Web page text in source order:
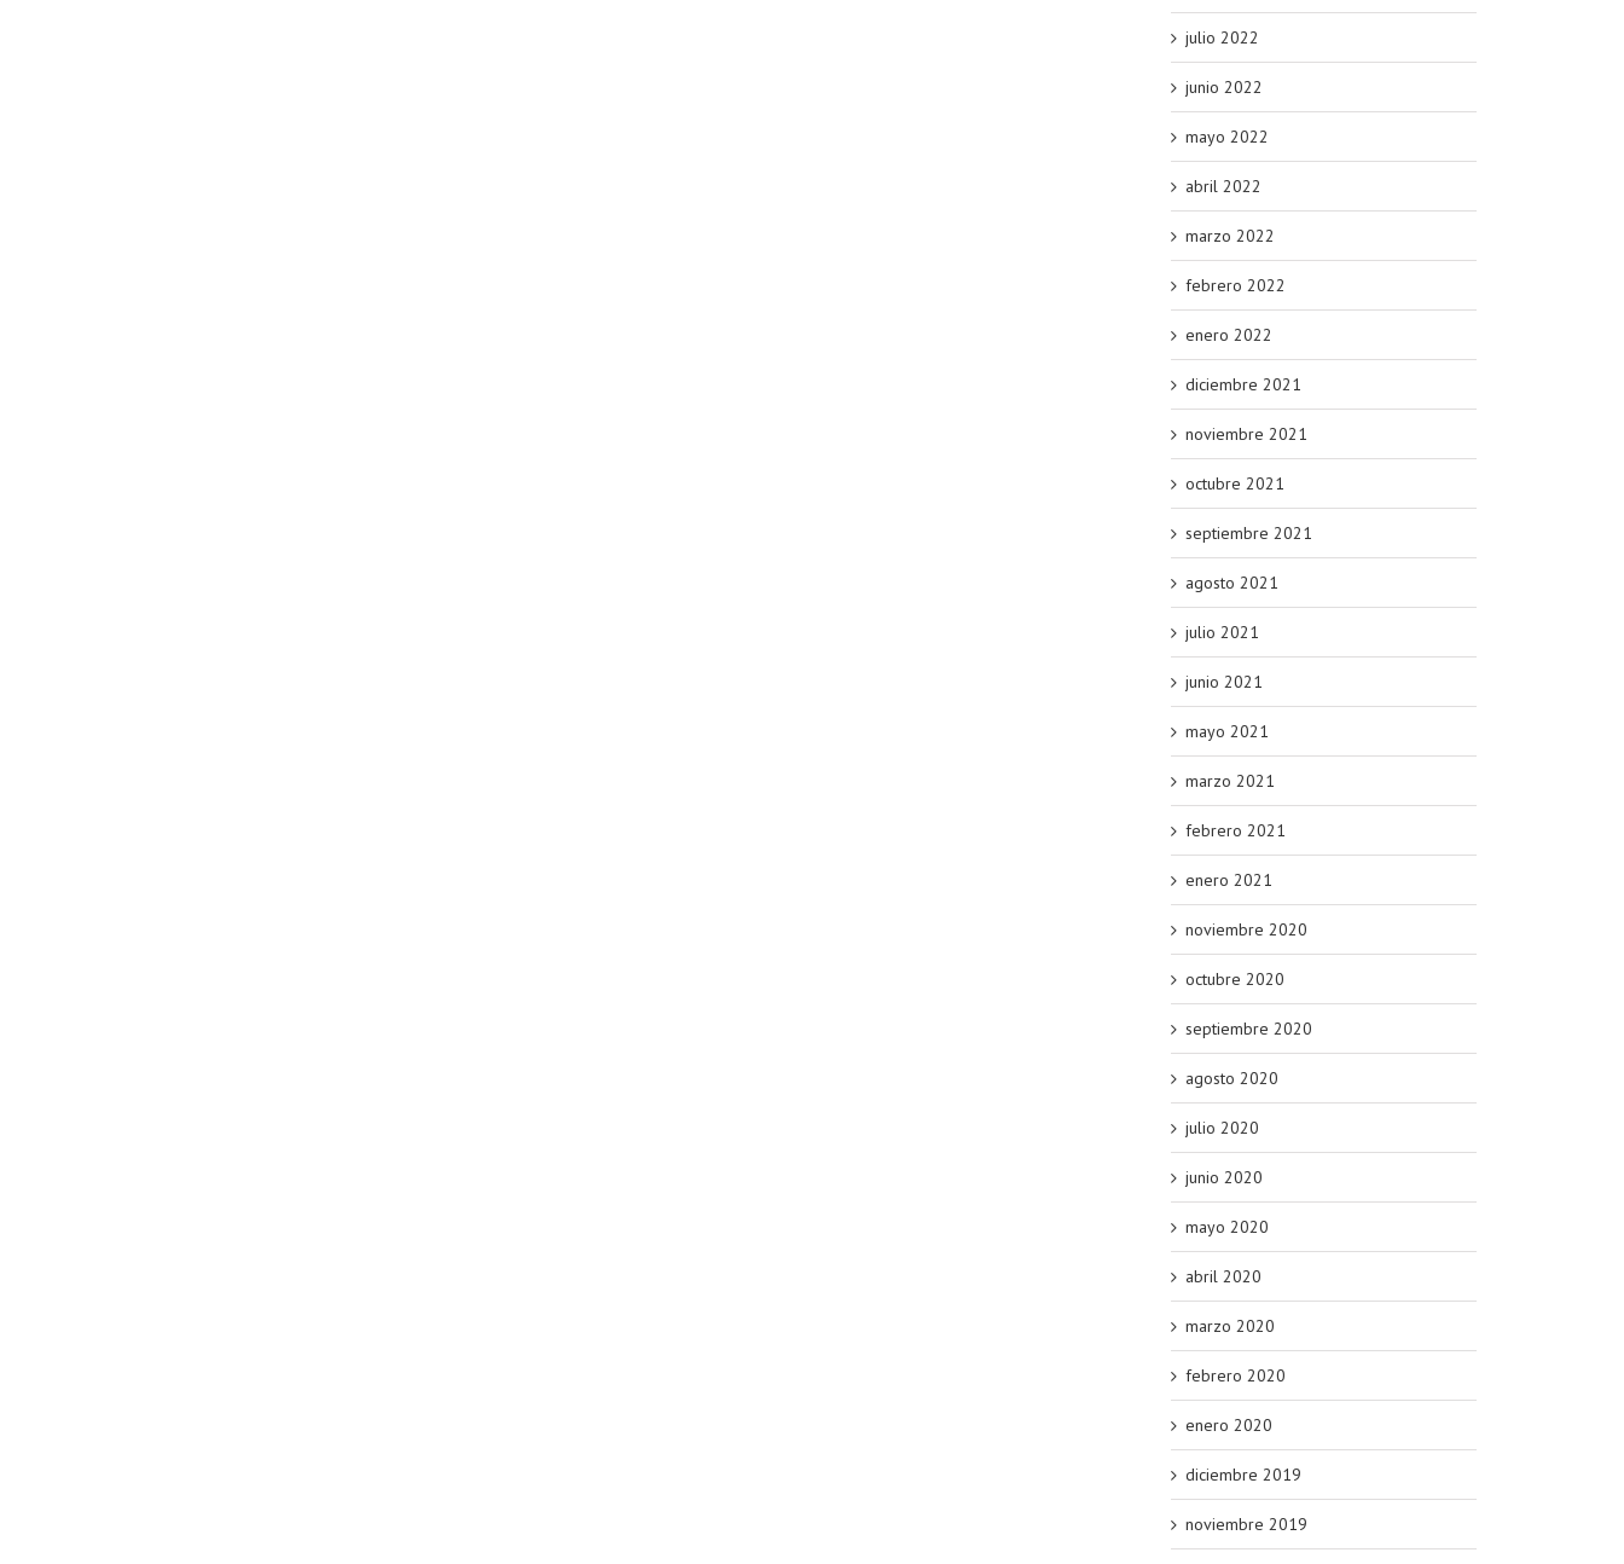
julio 2022
junio 2022
mayo 2022
abril 2022
marzo 2022
febrero 2022
enero 2022
diciembre 2021
noviembre 2021
octubre 2021
septiembre 2021
agosto 2021
julio 2021
junio 2021
mayo 2021
marzo 2021
febrero 2021
enero 2021
noviembre 2020
octubre 2020
septiembre 2020
agosto 2020
julio 2020
junio 2020
mayo 2020
abril 2020
marzo 2020
febrero 2020
enero 2020
diciembre 2019
noviembre 2019